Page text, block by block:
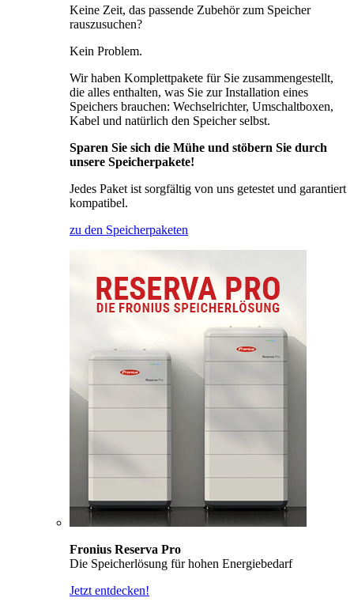
Keine Zeit, das passende Zubehör zum Speicher
rauszusuchen?
Kein Problem.
Wir haben Komplettpakete für Sie zusammengestellt,
die alles enthalten, was Sie zur Installation eines
Speichers brauchen: Wechselrichter, Umschaltboxen,
Kabel und natürlich den Speicher selbst.
Sparen Sie sich die Mühe und stöbern Sie durch
unsere Speicherpakete!
Jedes Paket ist sorgfältig von uns getestet und garantiert
kompatibel.
zu den Speicherpaketen
Fronius Reserva Pro
Die Speicherlösung für hohen Energiebedarf
Jetzt entdecken!